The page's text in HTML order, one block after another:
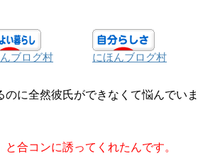
ブログ村 にほんブログ村
に全然彼氏ができなくて悩んでいま
合コンに誘ってくれたんです。